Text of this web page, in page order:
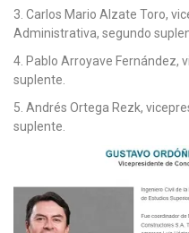
3. Carlos Mario Alzate Toro,
Administrativa, segundo
4. Pablo Arroyave Fernández,
suplente.
5. Andrés Ortega Rezk,
suplente.